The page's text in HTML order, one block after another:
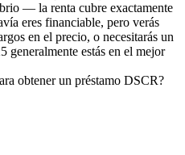
— la renta cubre exactamente
eres financiable, pero verás
en el precio, o necesitarás un
generalmente estás en el mejor
obtener un préstamo DSCR?